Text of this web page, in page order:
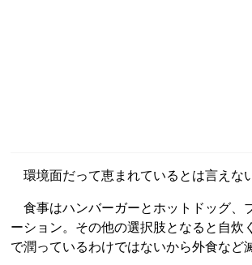
環境面だって恵まれているとは言えな
食事はハンバーガーとホットドッグ、
ーション。その他の選択肢となると自炊
で潤っているわけではないから外食など